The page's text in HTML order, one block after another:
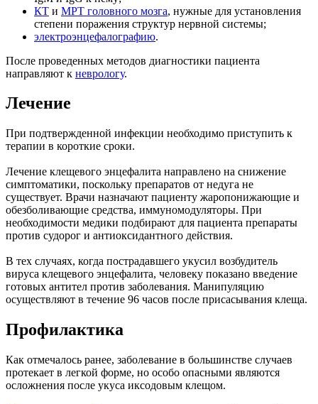
КТ и МРТ головного мозга, нужные для установления
степени поражения структур нервной системы;
электроэнцефалографию.
После проведенных методов диагностики пациента
направляют к неврологу.
Лечение
При подтвержденной инфекции необходимо приступить к
терапии в короткие сроки.
Лечение клещевого энцефалита направлено на снижение
симптоматики, поскольку препаратов от недуга не
существует. Врачи назначают пациенту жаропонижающие и
обезболивающие средства, иммуномодуляторы. При
необходимости медики подбирают для пациента препараты
против судорог и антиоксидантного действия.
В тех случаях, когда пострадавшего укусил возбудитель
вируса клещевого энцефалита, человеку показано введение
готовых антител против заболевания. Манипуляцию
осуществляют в течение 96 часов после присасывания клеща.
Профилактика
Как отмечалось ранее, заболевание в большинстве случаев
протекает в легкой форме, но особо опасными являются
осложнения после укуса иксодовым клещом.